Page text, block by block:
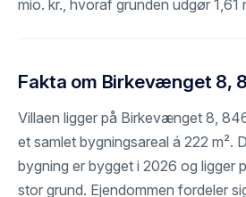
mio. kr., hvoraf grunden udgør 1,61
Fakta om Birkevænget 8,
Villaen ligger på Birkevænget 8,
et samlet bygningsareal á 222 m².
bygning er bygget i 2026 og ligger
stor grund. Ejendommen fordeler